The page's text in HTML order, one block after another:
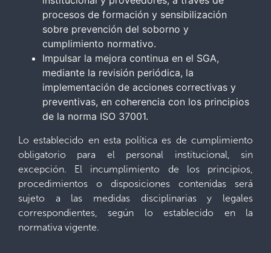
procesos de formación y sensibilización
sobre prevención del soborno y
cumplimiento normativo.
Impulsar la mejora continua en el SGA,
mediante la revisión periódica, la
implementación de acciones correctivas y
preventivas, en coherencia con los principios
de la norma ISO 37001.
Lo establecido en esta política es de cumplimiento
obligatorio para el personal institucional, sin
excepción. El incumplimiento de los principios,
procedimientos o disposiciones contenidas será
sujeto a las medidas disciplinarias y legales
correspondientes, según lo establecido en la
normativa vigente.